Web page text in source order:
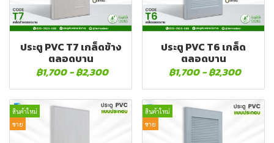
ประตู PVC T7 เกล็ดข้าง
ตลอดบาน
฿1,700 -฿2,300
ประตู PVC T6 เกล็ด
ตลอดบาน
฿1,700 -฿2,300
สินค้าใหม่
ขาย
สินค้าใหม่
ขาย